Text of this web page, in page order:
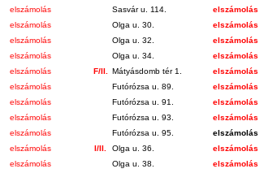
elszámolás Sasvár u. 114. elszámolás
elszámolás Olga u. 30. elszámolás
elszámolás Olga u. 32. elszámolás
elszámolás Olga u. 34. elszámolás
elszámolás F/II. Mátyásdomb tér 1. elszámolás
elszámolás Futórózsa u. 89. elszámolás
elszámolás Futórózsa u. 91. elszámolás
elszámolás Futórózsa u. 93. elszámolás
elszámolás Futórózsa u. 95. elszámolás
elszámolás I/II. Olga u. 36. elszámolás
elszámolás Olga u. 38. elszámolás